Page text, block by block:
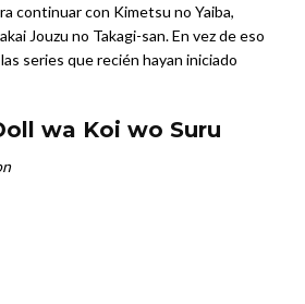
continuar con Kimetsu no Yaiba,
Jouzu no Takagi-san. En vez de eso
series que recién hayan iniciado
wa Koi wo Suru